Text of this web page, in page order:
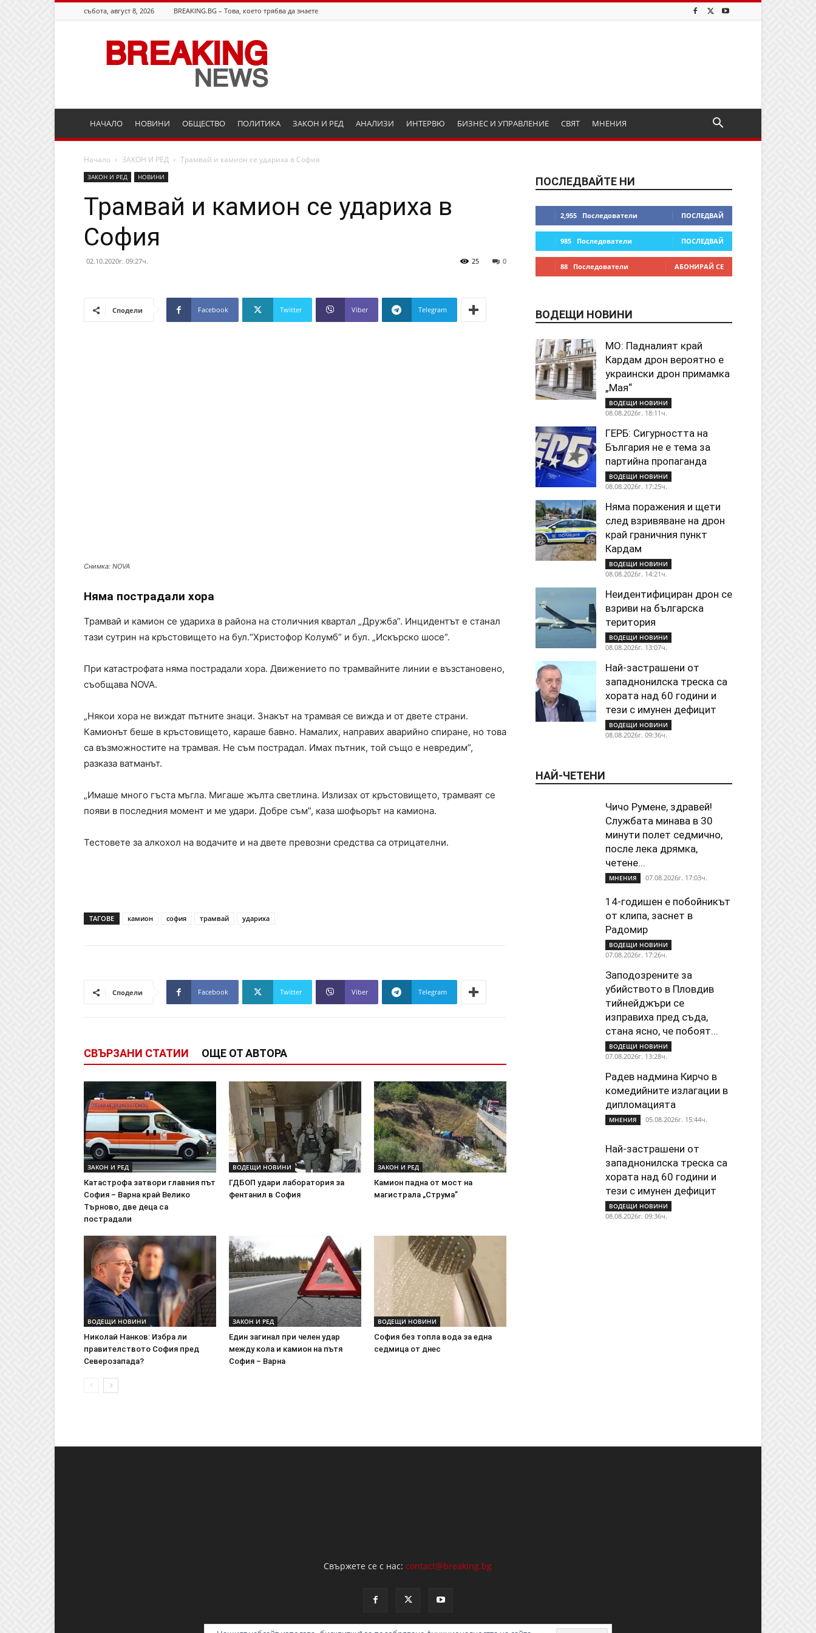
събота, август 8, 2026 BREAKING.BG – Това, което трябва да знаете
Breaking.bg
НАЧАЛО НОВИНИ ОБЩЕСТВО ПОЛИТИКА ЗАКОН И РЕД АНАЛИЗИ ИНТЕРВЮ БИЗНЕС И УПРАВЛЕНИЕ СВЯТ МНЕНИЯ
Начало ЗАКОН И РЕД Трамвай и камион се удариха в София
ЗАКОН И РЕД НОВИНИ
Трамвай и камион се удариха в
София
02.10.2020г. 09:27ч. 0
25
Сподели Facebook Twitter Viber Telegram
Снимка: NOVA
Няма пострадали хора
Трамвай и камион се удариха в района на столичния квартал „Дружба”. Инцидентът е станал
тази сутрин на кръстовището на бул.“Христофор Колумб“ и бул. „Искърско шосе“.
При катастрофата няма пострадали хора. Движението по трамвайните линии е възстановено,
съобщава NOVA.
„Някои хора не виждат пътните знаци. Знакът на трамвая се вижда и от двете страни.
Камионът беше в кръстовището, караше бавно. Намалих, направих аварийно спиране, но това
са възможностите на трамвая. Не съм пострадал. Имах пътник, той също е невредим”,
разказа ватманът.
„Имаше много гъста мъгла. Мигаше жълта светлина. Излизах от кръстовището, трамваят се
появи в последния момент и ме удари. Добре съм”, каза шофьорът на камиона.
Тестовете за алкохол на водачите и на двете превозни средства са отрицателни.
ТАГОВЕ камион софия трамвай удариха
Сподели Facebook Twitter Viber Telegram
СВЪРЗАНИ СТАТИИ ОЩЕ ОТ АВТОРА
ЗАКОН И РЕД
Катастрофа затвори главния път
София – Варна край Велико
Търново, две деца са
пострадали
ВОДЕЩИ НОВИНИ
ГДБОП удари лаборатория за
фентанил в София
ЗАКОН И РЕД
Камион падна от мост на
магистрала „Струма”
ВОДЕЩИ НОВИНИ
Николай Нанков: Избра ли
правителството София пред
Северозапада?
ЗАКОН И РЕД
Един загинал при челен удар
между кола и камион на пътя
София – Варна
ВОДЕЩИ НОВИНИ
София без топла вода за една
седмица от днес
ПОСЛЕДВАЙТЕ НИ
2,955 Последователи ПОСЛЕДВАЙ
985 Последователи ПОСЛЕДВАЙ
88 Последователи АБОНИРАЙ СЕ
ВОДЕЩИ НОВИНИ
МО: Падналият край
Кардам дрон вероятно е
украински дрон примамка
„Мая“
ВОДЕЩИ НОВИНИ
08.08.2026г. 18:11ч.
ГЕРБ: Сигурността на
България не е тема за
партийна пропаганда
ВОДЕЩИ НОВИНИ
08.08.2026г. 17:25ч.
Няма поражения и щети
след взривяване на дрон
край граничния пункт
Кардам
ВОДЕЩИ НОВИНИ
08.08.2026г. 14:21ч.
Неидентифициран дрон се
взриви на българска
територия
ВОДЕЩИ НОВИНИ
08.08.2026г. 13:07ч.
Най-застрашени от
западнонилска треска са
хората над 60 години и
тези с имунен дефицит
ВОДЕЩИ НОВИНИ
08.08.2026г. 09:36ч.
НАЙ-ЧЕТЕНИ
Чичо Румене, здравей!
Службата минава в 30
минути полет седмично,
после лека дрямка,
четене...
МНЕНИЯ 07.08.2026г. 17:03ч.
14-годишен е побойникът
от клипа, заснет в
Радомир
ВОДЕЩИ НОВИНИ
07.08.2026г. 17:26ч.
Заподозрените за
убийството в Пловдив
тийнейджъри се
изправиха пред съда,
стана ясно, че побоят...
ВОДЕЩИ НОВИНИ
07.08.2026г. 13:28ч.
Радев надмина Кирчо в
комедийните излагации в
дипломацията
МНЕНИЯ 05.08.2026г. 15:44ч.
Най-застрашени от
западнонилска треска са
хората над 60 години и
тези с имунен дефицит
ВОДЕЩИ НОВИНИ
08.08.2026г. 09:36ч.
Свържете се с нас:contact@breaking.bg